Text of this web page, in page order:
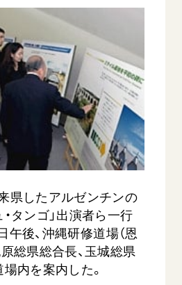
門）
先生
生
先生
を拡大
平等」を促進
）」の取り組み
間革命』要旨
県したアルゼンチンの
タンゴ」出演者ら一行
後、沖縄研修道場（恩
総県総合長、玉城総県
内を案内した。